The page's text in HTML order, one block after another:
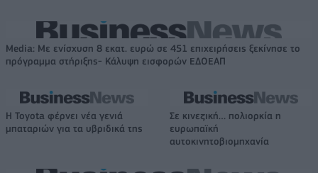
Media: Με ενίσχυση 8 εκατ. ευρώ σε 451 επιχειρήσεις ξεκίνησε το
πρόγραμμα στήριξης- Κάλυψη εισφορών ΕΔΟΕΑΠ
Η Toyota φέρνει νέα γενιά
μπαταριών για τα υβριδικά της
Σε κινεζική… πολιορκία η
ευρωπαϊκή
αυτοκινητοβιομηχανία